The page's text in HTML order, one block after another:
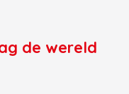
de wereld